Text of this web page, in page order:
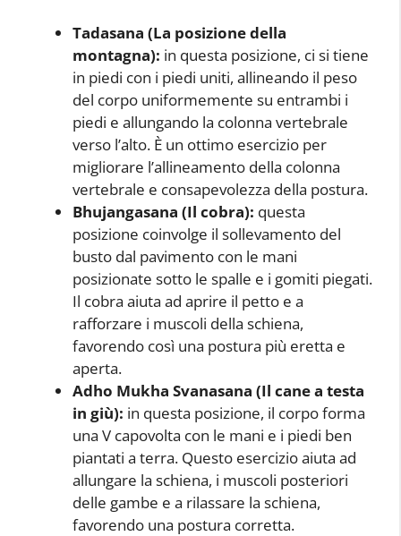
Tadasana (La posizione della
montagna): in questa posizione, ci si tiene
in piedi con i piedi uniti, allineando il peso
del corpo uniformemente su entrambi i
piedi e allungando la colonna vertebrale
verso l’alto. È un ottimo esercizio per
migliorare l’allineamento della colonna
vertebrale e consapevolezza della postura.
Bhujangasana (Il cobra): questa
posizione coinvolge il sollevamento del
busto dal pavimento con le mani
posizionate sotto le spalle e i gomiti piegati.
Il cobra aiuta ad aprire il petto e a
rafforzare i muscoli della schiena,
favorendo così una postura più eretta e
aperta.
Adho Mukha Svanasana (Il cane a testa
in giù): in questa posizione, il corpo forma
una V capovolta con le mani e i piedi ben
piantati a terra. Questo esercizio aiuta ad
allungare la schiena, i muscoli posteriori
delle gambe e a rilassare la schiena,
favorendo una postura corretta.